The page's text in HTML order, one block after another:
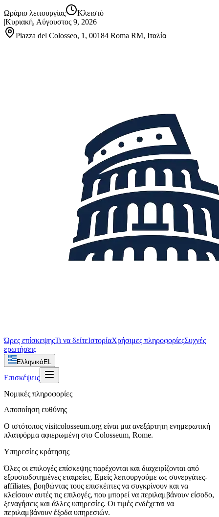
Ωράριο λειτουργίας
Κλειστό
|Κυριακή, Αύγουστος 9, 2026
Piazza del Colosseo, 1, 00184 Roma RM, Ιταλία
Ώρες επίσκεψηςΤι να δείτεΙστορίαΧρήσιμες πληροφορίεςΣυχνές
ερωτήσεις
Ελληνικά EL
Επισκέψεις
Νομικές πληροφορίες
Αποποίηση ευθύνης
Ο ιστότοπος visitcolosseum.org είναι μια ανεξάρτητη ενημερωτική
πλατφόρμα αφιερωμένη στο Colosseum, Rome.
Υπηρεσίες κράτησης
Όλες οι επιλογές επίσκεψης παρέχονται και διαχειρίζονται από
εξουσιοδοτημένες εταιρείες. Εμείς λειτουργούμε ως συνεργάτες-
affiliates, βοηθώντας τους επισκέπτες να συγκρίνουν και να
κλείσουν αυτές τις επιλογές, που μπορεί να περιλαμβάνουν είσοδο,
ξεναγήσεις και άλλες υπηρεσίες. Οι τιμές ενδέχεται να
περιλαμβάνουν έξοδα υπηρεσιών.